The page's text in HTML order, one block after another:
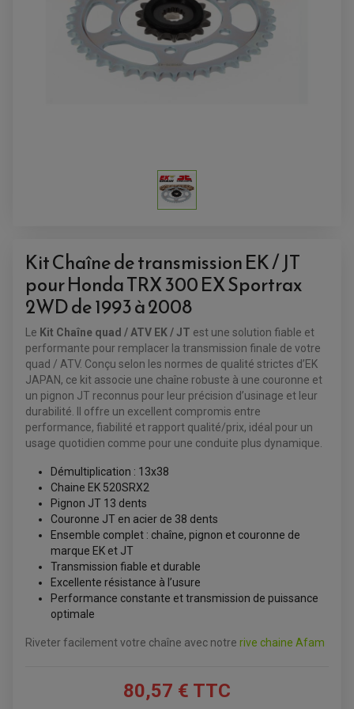
ALARME
ANTIVOL
SUPPORT ANTIVOL
BAGAGERIE
ACCESSOIRE GPS, SMARTPHONE
SUPPORT TOP CASE
ÉCHAPPEMENT MOTO
ACCESSOIRES QUAD
ACCESSOIRES ANODISES POUR QUAD
BOUCHON DE RÉSERVOIR QUAD
GUIDON QUAD
KIT POIGNÉE DE GAZ QUAD
POIGNÉE QUAD
PROTÈGE-MAINS
PONTETS / REHAUSSES DE GUIDON
REPOSE PIED QUAD
BAGAGERIE / TREUIL / ATTELAGE
COFFRE / TOP CASE QUAD
TREUIL ET ATTELAGE QUAD-SSV
ÉCHAPPEMENT QUAD
ÉQUIPEMENT ÉLECTRIQUE
ACCESSOIRES ÉLECTRIQUE ENDURO
PLAQUE PHARE
COMPTEUR D'HEURE
DÉMARREUR
BOBINE D'ALLUMAGE
COUPE-CONTACT
TRANSMISSION
Kit Chaîne de transmission EK / JT
pour Honda TRX 300 EX Sportrax
2WD de 1993 à 2008
Le Kit Chaîne quad / ATV EK / JT est une solution fiable et
performante pour remplacer la transmission finale de votre
quad / ATV. Conçu selon les normes de qualité strictes d’EK
JAPAN, ce kit associe une chaîne robuste à une couronne et
un pignon JT reconnus pour leur précision d’usinage et leur
durabilité. Il offre un excellent compromis entre
performance, fiabilité et rapport qualité/prix, idéal pour un
usage quotidien comme pour une conduite plus dynamique.
Démultiplication : 13x38
Chaine EK 520SRX2
Pignon JT 13 dents
Couronne JT en acier de 38 dents
Ensemble complet : chaîne, pignon et couronne de
marque EK et JT
Transmission fiable et durable
Excellente résistance à l’usure
Performance constante et transmission de puissance
optimale
Riveter facilement votre chaîne avec notre rive chaine Afam
80,57 € TTC